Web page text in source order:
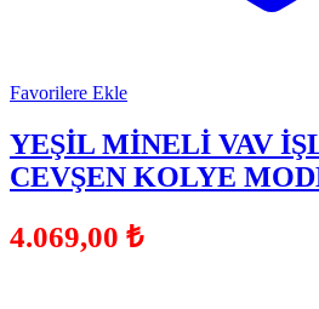
Favorilere Ekle
YEŞİL MİNELİ VAV
CEVŞEN KOLYE
4.069,00 ₺